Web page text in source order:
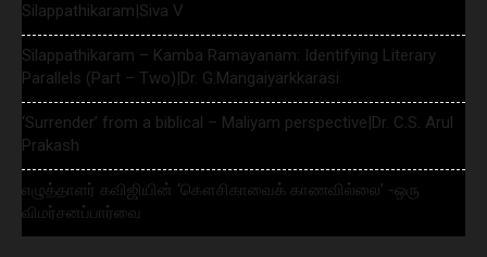
Silappathikaram|Siva V
Silappathikaram – Kamba Ramayanam: Identifying Literary
Parallels (Part – Two)|Dr. G.Mangaiyarkkarasi
‘Surrender’ from a biblical – Maliyam perspective|Dr. C.S. Arul
Prakash
எழுத்தாளர் கவிஜியின் ‘கௌசிகாவைக் காணவில்லை’ -ஒரு
விமர்சனப்பார்வை